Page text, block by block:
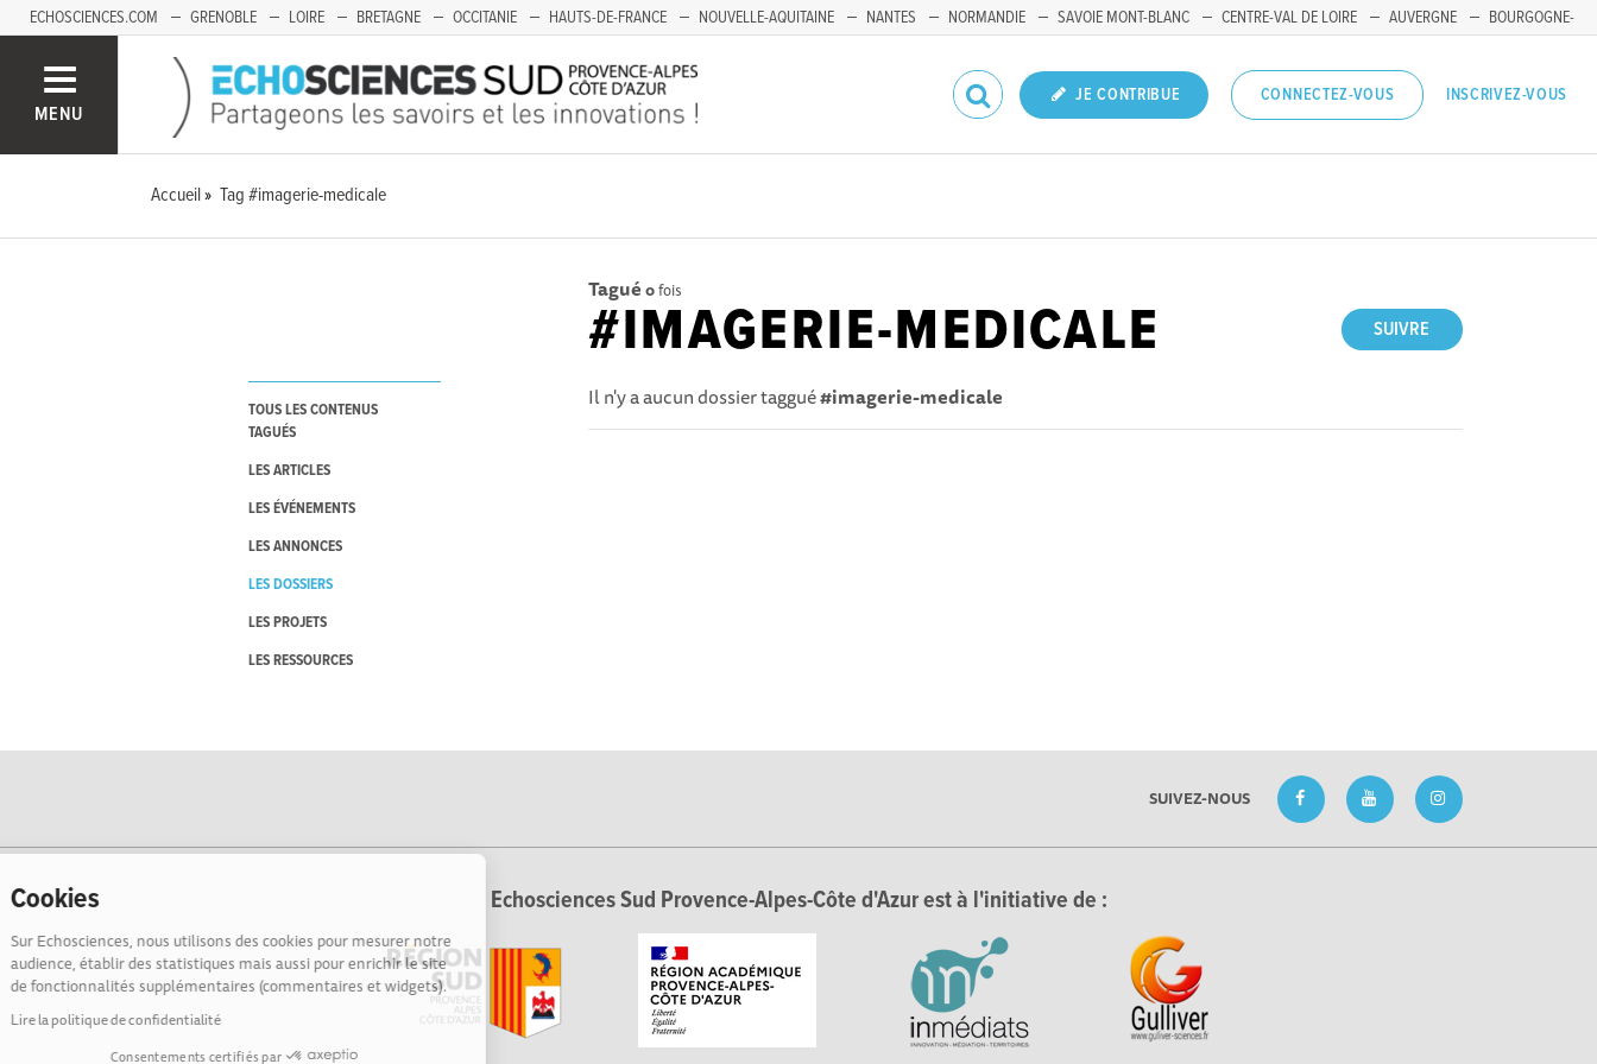
Cookies
Sur Echosciences, nous utilisons des cookies pour mesurer notre
audience, établir des statistiques mais aussi pour enrichir le site
de fonctionnalités supplémentaires (commentaires et widgets).
Lire la politique de confidentialité
Consentements certifiés par
ECHOSCIENCES.COM GRENOBLE LOIRE BRETAGNE OCCITANIE HAUTS-DE-FRANCE NOUVELLE-AQUITAINE NANTES NORMANDIE SAVOIE MONT-BLANC CENTRE-VAL DE LOIRE AUVERGNE
BOURGOGNE-
MENU
JE CONTRIBUE CONNECTEZ-VOUS INSCRIVEZ-VOUS
Accueil Tag #imagerie-medicale
TOUS LES CONTENUS
TAGUÉS
LES ARTICLES
LES ÉVÉNEMENTS
LES ANNONCES
LES DOSSIERS
LES PROJETS
LES RESSOURCES
Tagué 0fois
SUIVRE
#IMAGERIE-MEDICALE
Il n'y a aucun dossier taggué#imagerie-medicale
SUIVEZ-NOUS
Echosciences Sud Provence-Alpes-Côte d'Azur est à l'initiative de :